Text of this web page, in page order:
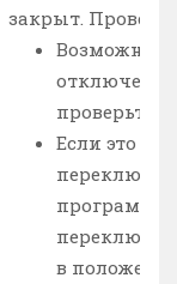
закрыт.
Возможно
отключена
проверьте.
Если это так,
в положение